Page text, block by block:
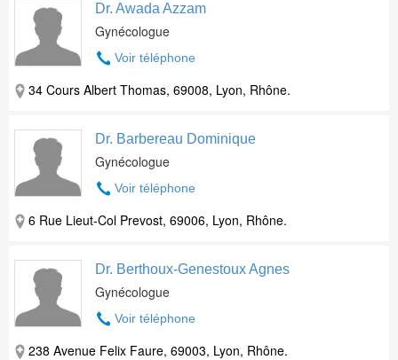
Dr. Awada Azzam
Gynécologue
Voir téléphone
34 Cours Albert Thomas, 69008, Lyon, Rhône.
Dr. Barbereau Dominique
Gynécologue
Voir téléphone
6 Rue Lieut-Col Prevost, 69006, Lyon, Rhône.
Dr. Berthoux-Genestoux Agnes
Gynécologue
Voir téléphone
238 Avenue Felix Faure, 69003, Lyon, Rhône.